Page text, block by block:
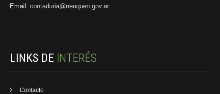
Email: contaduria@neuquen.gov.ar
LINKS DE INTERÉS
Contacto